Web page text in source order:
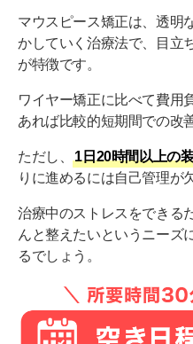
マウスピース矯正は、透明
かしていく治療法で、目立
が特徴です。
ワイヤー矯正に比べて費用
あれば比較的短期間での改
ただし、 1日20時間以上の
りに進めるには自己管理が
治療中のストレスをできる
んと整えたいというニーズ
るでしょう。